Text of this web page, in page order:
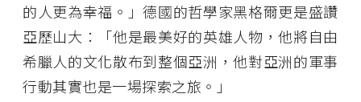
的人更為幸福。」德國的哲學家黑格爾更是盛讚
亞歷山大：「他是最美好的英雄人物，他將自由
希臘人的文化散布到整個亞洲，他對亞洲的軍事
行動其實也是一場探索之旅。」